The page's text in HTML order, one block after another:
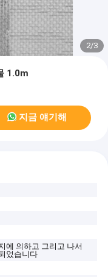
2/3
1.0m
지금 얘기해
에 의하고 그리고 나서
었습니다